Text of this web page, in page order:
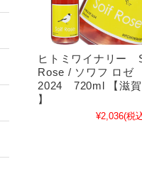
ヒトミワイナリー
Rose / ソワフ ロゼ
2024 720ml 【滋
】
¥2,036(税